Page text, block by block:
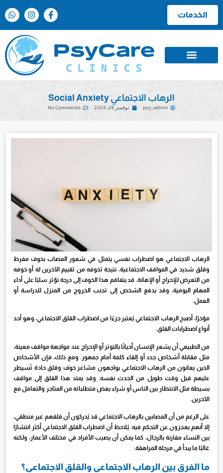
الخدمات
الرهاب الاجتماعي Social Anxiety
psy_admin نوفمبر 28, 2024 No Comments
الرهاب الاجتماعي هو اضطراب نفسي يتمثل في شعور المصاب بخوف مفرط
وقلق شديد في المواقف الاجتماعية، نتيجة تخوفه من تقييم الآخرين له أو خوفه
من التعرض للإحراج أو الإهانة. قد يتفاقم هذا الخوف إلى درجة تؤثر سلبًا على أداء
المهام اليومية، وقد يدفع الشخص إلى تجنب الخروج من المنزل للدراسة أو
العمل.
مؤخرًا، أصبح الرهاب الاجتماعي يُعتبر جزءًا من اضطراب القلق الاجتماعي، وهو أحد
أنواع اضطرابات القلق.
من الطبيعي أن يشعر الإنسان أحيانًا بالتوتر أو الإحراج عند مواجهة مواقف معينة،
مثل مقابلة أشخاص جدد أو إلقاء كلمة أمام جمهور. ومع ذلك، فإن الأشخاص
الذين يعانون من الرهاب الاجتماعي يواجهون مشاعر خوف وقلق حادة تُسيطر
عليهم قبل وقت طويل من الحدث نفسه. وقد يمتد هذا القلق إلى مواقف
بسيطة مثل الانتظار بين الناس أو شراء بعض متطلباته من المتاجر والتعامل مع
الآخرين.
على الرغم من أن المصابين بالرهاب الاجتماعي قد يُدركون أن قلقهم غير منطقي،
إلا أنهم يعجزون عن التحكم فيه. يُلاحظ أن اضطراب القلق الاجتماعي أكثر انتشارًا
بين النساء مقارنة بالرجال، كما يمكن أن يصيب الأفراد في مختلف الأعمار، ولكنه
غالبًا ما يبدأ في مرحلة المراهقة.
ما الفرق بين الرهاب الاجتماعي والقلق الاجتماعي؟